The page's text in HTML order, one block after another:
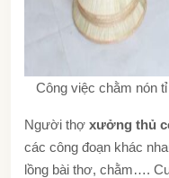
Công việc chằm nón
Người thợ xưởng thủ
các công đoạn khác
lồng bài thơ, chằm….